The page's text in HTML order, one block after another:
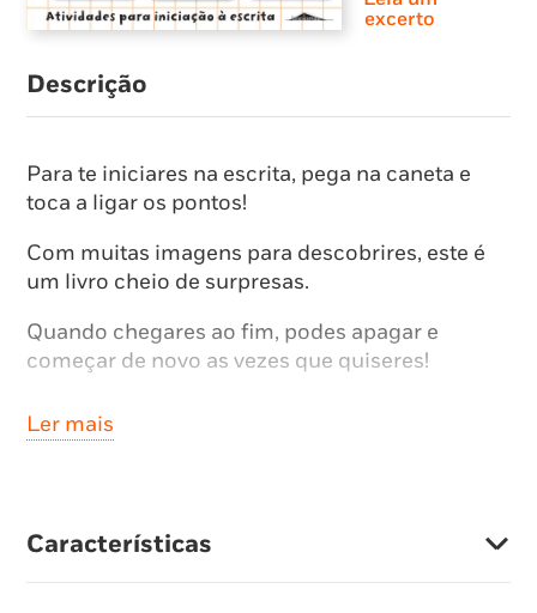
excerto
Descrição
Para te iniciares na escrita, pega na caneta e
toca a ligar os pontos!
Com muitas imagens para descobrires, este é
um livro cheio de surpresas.
Quando chegares ao fim, podes apagar e
começar de novo as vezes que quiseres!
Ponto a ponto, vais aprender a pegar na
caneta e iniciar-te na escrita!
Ler mais
Características